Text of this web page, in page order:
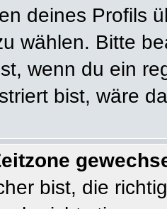
deines Profils
wählen. Bitte
wenn du ein
bist, wäre
bist, die